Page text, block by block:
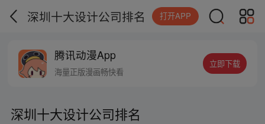
深圳十大设计公司排名 打开APP
腾讯动漫App
海量正版漫画畅快看
立即下载
深圳十大设计公司排名